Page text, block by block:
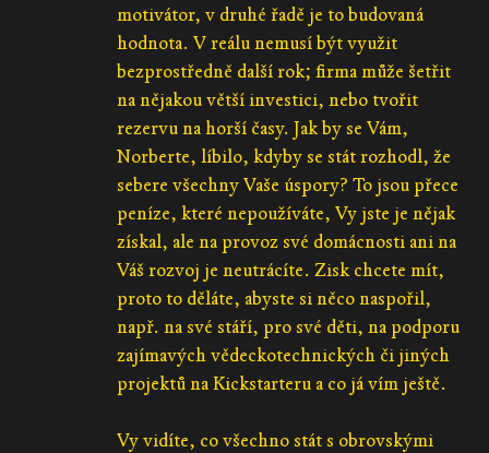
motivátor, v druhé řadě je to budovaná
hodnota. V reálu nemusí být využit
bezprostředně další rok; firma může šetřit
na nějakou větší investici, nebo tvořit
rezervu na horší časy. Jak by se Vám,
Norberte, líbilo, kdyby se stát rozhodl, že
sebere všechny Vaše úspory? To jsou přece
peníze, které nepoužíváte, Vy jste je nějak
získal, ale na provoz své domácnosti ani na
Váš rozvoj je neutrácíte. Zisk chcete mít,
proto to děláte, abyste si něco naspořil,
např. na své stáří, pro své děti, na podporu
zajímavých vědeckotechnických či jiných
projektů na Kickstarteru a co já vím ještě.
Vy vidíte, co všechno stát s obrovskými